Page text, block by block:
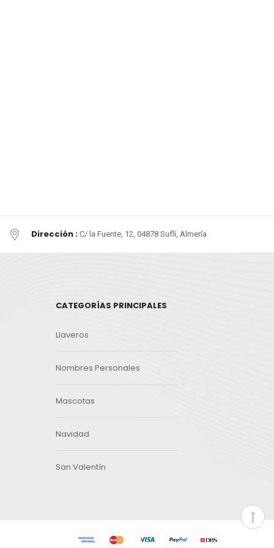
Dirección : C/ la Fuente, 12, 04878 Suflí, Almería
CATEGORÍAS PRINCIPALES
Llaveros
Nombres Personales
Mascotas
Navidad
San Valentín